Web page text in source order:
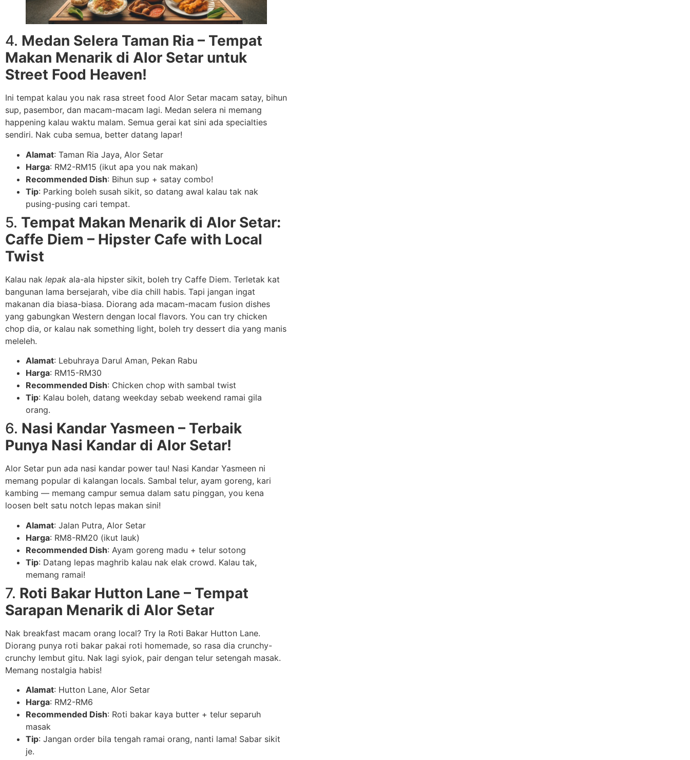
4. Medan Selera Taman Ria – Tempat
Makan Menarik di Alor Setar untuk
Street Food Heaven!
Ini tempat kalau you nak rasa street food Alor Setar macam satay, bihun
sup, pasembor, dan macam-macam lagi. Medan selera ni memang
happening kalau waktu malam. Semua gerai kat sini ada specialties
sendiri. Nak cuba semua, better datang lapar!
Alamat: Taman Ria Jaya, Alor Setar
Harga: RM2-RM15 (ikut apa you nak makan)
Recommended Dish: Bihun sup + satay combo!
Tip: Parking boleh susah sikit, so datang awal kalau tak nak
pusing-pusing cari tempat.
5. Tempat Makan Menarik di Alor Setar:
Caffe Diem – Hipster Cafe with Local
Twist
Kalau nak lepak ala-ala hipster sikit, boleh try Caffe Diem. Terletak kat
bangunan lama bersejarah, vibe dia chill habis. Tapi jangan ingat
makanan dia biasa-biasa. Diorang ada macam-macam fusion dishes
yang gabungkan Western dengan local flavors. You can try chicken
chop dia, or kalau nak something light, boleh try dessert dia yang manis
meleleh.
Alamat: Lebuhraya Darul Aman, Pekan Rabu
Harga: RM15-RM30
Recommended Dish: Chicken chop with sambal twist
Tip: Kalau boleh, datang weekday sebab weekend ramai gila
orang.
6. Nasi Kandar Yasmeen – Terbaik
Punya Nasi Kandar di Alor Setar!
Alor Setar pun ada nasi kandar power tau! Nasi Kandar Yasmeen ni
memang popular di kalangan locals. Sambal telur, ayam goreng, kari
kambing — memang campur semua dalam satu pinggan, you kena
loosen belt satu notch lepas makan sini!
Alamat: Jalan Putra, Alor Setar
Harga: RM8-RM20 (ikut lauk)
Recommended Dish: Ayam goreng madu + telur sotong
Tip: Datang lepas maghrib kalau nak elak crowd. Kalau tak,
memang ramai!
7. Roti Bakar Hutton Lane – Tempat
Sarapan Menarik di Alor Setar
Nak breakfast macam orang local? Try la Roti Bakar Hutton Lane.
Diorang punya roti bakar pakai roti homemade, so rasa dia crunchy-
crunchy lembut gitu. Nak lagi syiok, pair dengan telur setengah masak.
Memang nostalgia habis!
Alamat: Hutton Lane, Alor Setar
Harga: RM2-RM6
Recommended Dish: Roti bakar kaya butter + telur separuh
masak
Tip: Jangan order bila tengah ramai orang, nanti lama! Sabar sikit
je.